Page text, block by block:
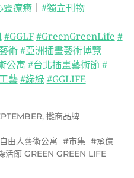
靈療癒｜ #獨立刊物
#GGLF #GreenGreenLife #
術 #亞洲插畫藝術博覽
公寓 #台北插畫藝術節 #
藝 #綠綠 #GGLIFE
, 攤商品牌
由人藝術公寓 市集
承億
活節 GREEN GREEN LIFE